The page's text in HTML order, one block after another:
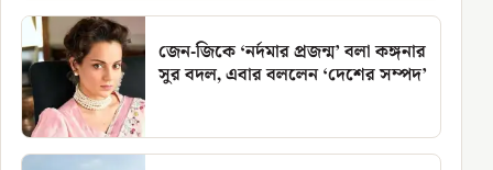
জেন-জিকে ‘নর্দমার প্রজন্ম’ বলা কঙ্গনার
সুর বদল, এবার বললেন ‘দেশের সম্পদ’